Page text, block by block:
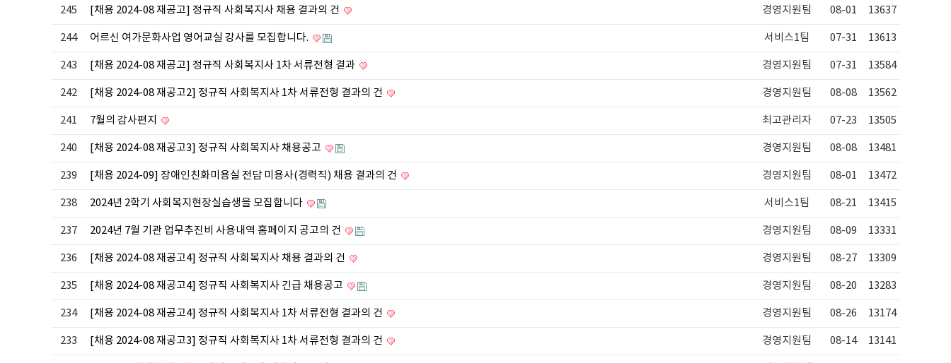
245 [채용 2024-08 재공고] 정규직 사회복지사 채용 결과의 건 경영지원팀 08-01 13637
244 어르신 여가문화사업 영어교실 강사를 모집합니다. 서비스1팀 07-31 13613
243 [채용 2024-08 재공고] 정규직 사회복지사 1차 서류전형 결과 경영지원팀 07-31 13584
242 [채용 2024-08 재공고2] 정규직 사회복지사 1차 서류전형 결과의 건 경영지원팀 08-08 13562
241 7월의 감사편지 최고관리자 07-23 13505
240 [채용 2024-08 재공고3] 정규직 사회복지사 채용공고 경영지원팀 08-08 13481
239 [채용 2024-09] 장애인친화미용실 전담 미용사(경력직) 채용 결과의 건 경영지원팀 08-01 13472
238 2024년 2학기 사회복지현장실습생을 모집합니다 서비스1팀 08-21 13415
237 2024년 7월 기관 업무추진비 사용내역 홈페이지 공고의 건 경영지원팀 08-09 13331
236 [채용 2024-08 재공고4] 정규직 사회복지사 채용 결과의 건 경영지원팀 08-27 13309
235 [채용 2024-08 재공고4] 정규직 사회복지사 긴급 채용공고 경영지원팀 08-20 13283
234 [채용 2024-08 재공고4] 정규직 사회복지사 1차 서류전형 결과의 건 경영지원팀 08-26 13174
233 [채용 2024-08 재공고3] 정규직 사회복지사 1차 서류전형 결과의 건 경영지원팀 08-14 13141